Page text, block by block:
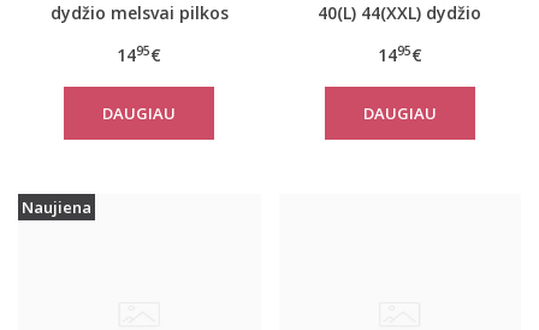
dydžio melsvai pilkos
medvilninė miego
palaidinė Mix Match LSL
TOP Buttons
1495€
DAUGIAU
40(L) 44(XXL) dydžio
moteriška medvilninė
miego palaidinė Mix
Match TOP SSL 01 X
1495€
DAUGIAU
Naujiena